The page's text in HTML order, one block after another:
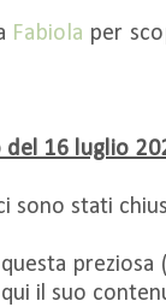
Fabiola per
16 luglio
sono stati
il suo